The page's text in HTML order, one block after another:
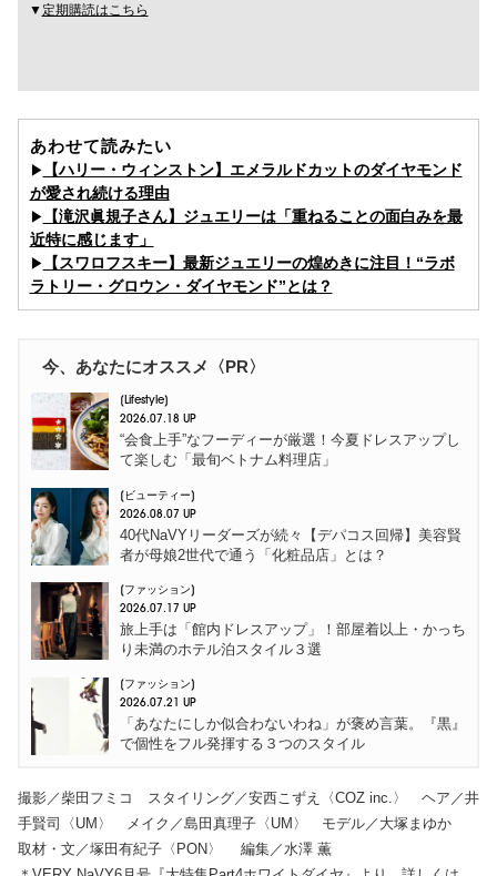
▼ 定期購読はこちら
あわせて読みたい
▶︎
【ハリー・ウィンストン】エメラルドカットのダイヤモンド
が愛され続ける理由
▶︎
【滝沢眞規子さん】ジュエリーは「重ねることの面白みを最
近特に感じます」
▶︎
【スワロフスキー】最新ジュエリーの煌めきに注目！“ラボ
ラトリー・グロウン・ダイヤモンド”とは？
今、あなたにオススメ〈PR〉
Lifestyle
2026.07.18 UP
“会食上手”なフーディーが厳選！今夏ドレスアップし
て楽しむ「最旬ベトナム料理店」
ビューティー
2026.08.07 UP
40代NaVYリーダーズが続々【デパコス回帰】美容賢
者が母娘2世代で通う「化粧品店」とは？
ファッション
2026.07.17 UP
旅上手は「館内ドレスアップ」！部屋着以上・かっち
り未満のホテル泊スタイル３選
ファッション
2026.07.21 UP
「あなたにしか似合わないわね」が褒め言葉。『黒』
で個性をフル発揮する３つのスタイル
撮影／柴田フミコ スタイリング／安西こずえ〈COZ inc.〉 ヘア／井
手賢司〈UM〉 メイク／島田真理子〈UM〉 モデル／大塚まゆか
取材・文／塚田有紀子〈PON〉 編集／水澤 薫